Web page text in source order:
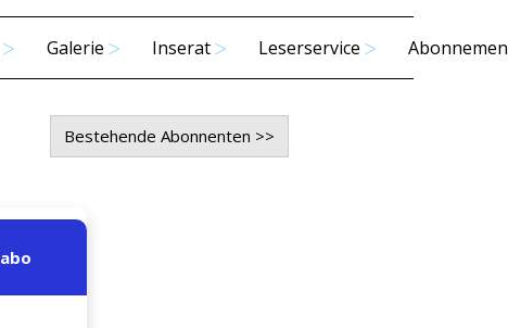
Galerie Inserat Leserservice